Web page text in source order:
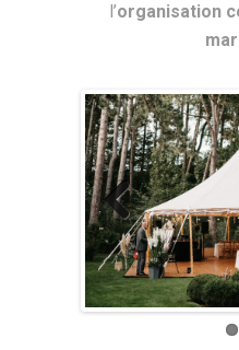
l’organisation
Previous